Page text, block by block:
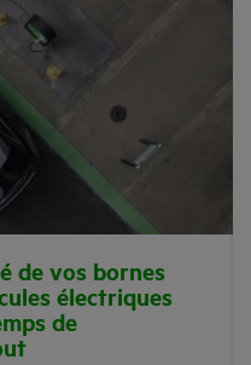
de vos bornes
électriques
de